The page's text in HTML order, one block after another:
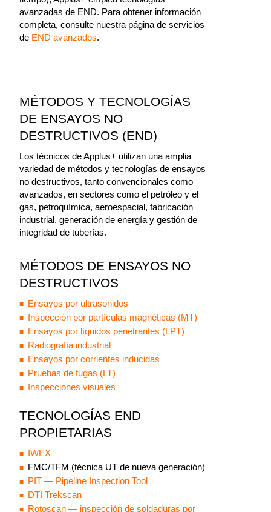
avanzadas de END. Para obtener información
completa, consulte nuestra página de servicios
de END avanzados.
MÉTODOS Y TECNOLOGÍAS
DE ENSAYOS NO
DESTRUCTIVOS (END)
Los técnicos de Applus+ utilizan una amplia
variedad de métodos y tecnologías de ensayos
no destructivos, tanto convencionales como
avanzados, en sectores como el petróleo y el
gas, petroquímica, aeroespacial, fabricación
industrial, generación de energía y gestión de
integridad de tuberías.
MÉTODOS DE ENSAYOS NO
DESTRUCTIVOS
Ensayos por ultrasonidos
Inspección por partículas magnéticas (MT)
Ensayos por líquidos penetrantes (LPT)
Radiografía industrial
Ensayos por corrientes inducidas
Pruebas de fugas (LT)
Inspecciones visuales
TECNOLOGÍAS END
PROPIETARIAS
IWEX
FMC/TFM (técnica UT de nueva generación)
PIT — Pipeline Inspection Tool
DTI Trekscan
Rotoscan — inspección de soldaduras por